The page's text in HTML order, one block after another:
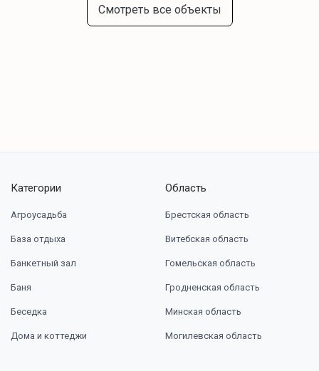
Смотреть все объекты
Категории
Агроусадьба
База отдыха
Банкетный зал
Баня
Беседка
Дома и коттеджи
Область
Брестская область
Витебская область
Гомельская область
Гродненская область
Минская область
Могилевская область